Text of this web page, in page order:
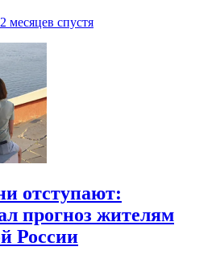
месяцев спустя
отступают:
прогноз жителям
России